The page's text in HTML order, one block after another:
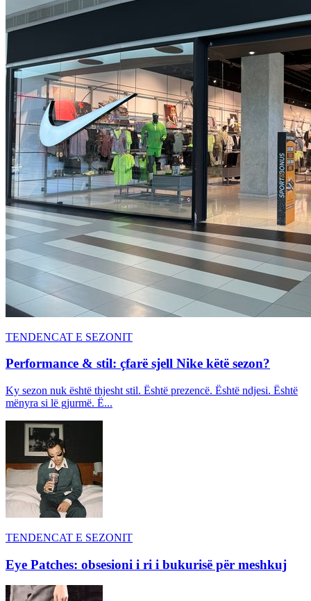
TENDENCAT E SEZONIT
Performance & stil: çfarë sjell Nike këtë sezon?
Ky sezon nuk është thjesht stil. Është prezencë. Është ndjesi. Është
mënyra si lë gjurmë. Ë...
TENDENCAT E SEZONIT
Eye Patches: obsesioni i ri i bukurisë për meshkuj